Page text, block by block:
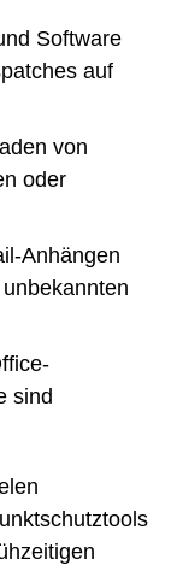
Software
auf
von
oder
Anhängen
sind